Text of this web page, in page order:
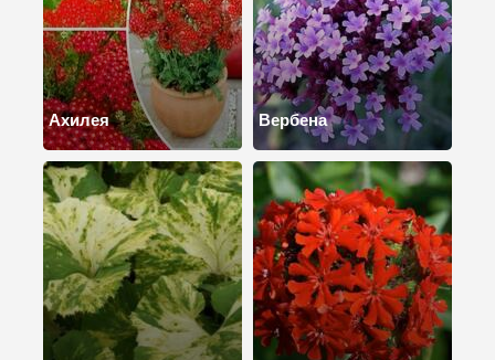
Ахилея Вербена